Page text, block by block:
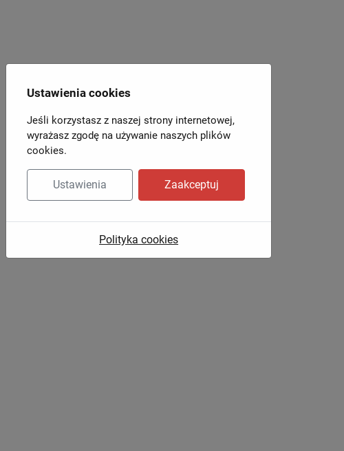
Ustawienia cookies
Jeśli korzystasz z naszej strony internetowej,
wyrażasz zgodę na używanie naszych plików
cookies.
Ustawienia Zaakceptuj
Polityka cookies